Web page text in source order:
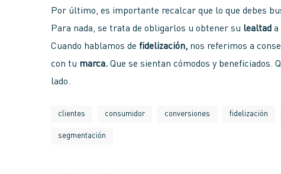
Por último, es importante recalcar que lo que debes
Para nada, se trata de obligarlos u obtener su lealtad a
Cuando hablamos defidelización, nos referimos a
con tu marca. Que se sientan cómodos y beneficiados.
lado.
clientes consumidor conversiones fidelización
segmentación